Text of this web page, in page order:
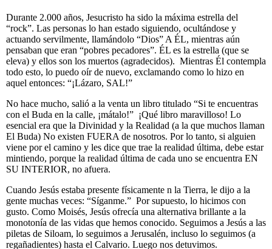
Durante 2.000 años, Jesucristo ha sido la máxima estrella del
“rock”. Las personas lo han estado siguiendo, ocultándose y
actuando servilmente, llamándolo “Dios” A ÉL, mientras aún
pensaban que eran “pobres pecadores”. ÉL es la estrella (que se
eleva) y ellos son los muertos (agradecidos). Mientras Él contempla
todo esto, lo puedo oír de nuevo, exclamando como lo hizo en
aquel entonces: “¡Lázaro, SAL!”
No hace mucho, salió a la venta un libro titulado “Si te encuentras
con el Buda en la calle, ¡mátalo!” ¡Qué libro maravilloso! Lo
esencial era que la Divinidad y la Realidad (a la que muchos llaman
El Buda) No existen FUERA de nosotros. Por lo tanto, si alguien
viene por el camino y les dice que trae la realidad última, debe estar
mintiendo, porque la realidad última de cada uno se encuentra EN
SU INTERIOR, no afuera.
Cuando Jesús estaba presente físicamente n la Tierra, le dijo a la
gente muchas veces: “Síganme.” Por supuesto, lo hicimos con
gusto. Como Moisés, Jesús ofrecía una alternativa brillante a la
monotonía de las vidas que hemos conocido. Seguimos a Jesús a las
piletas de Siloam, lo seguimos a Jerusalén, incluso lo seguimos (a
regañadientes) hasta el Calvario. Luego nos detuvimos.